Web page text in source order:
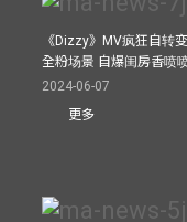
《Dizzy》MV疯狂自转
全粉场景 自爆闺房香喷
2024-06-07
更多